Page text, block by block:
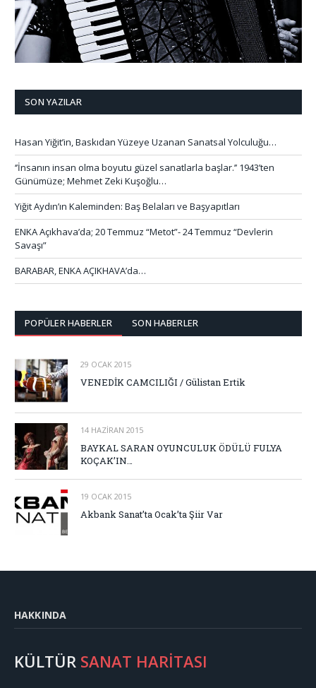
SON YAZILAR
Hasan Yiğit’in, Baskıdan Yüzeye Uzanan Sanatsal Yolculuğu…
‘’İnsanın insan olma boyutu güzel sanatlarla başlar.’’ 1943’ten
Günümüze; Mehmet Zeki Kuşoğlu…
Yiğit Aydın’ın Kaleminden: Baş Belaları ve Başyapıtları
ENKA Açıkhava’da; 20 Temmuz “Metot”- 24 Temmuz “Devlerin
Savaşı”
BARABAR, ENKA AÇIKHAVA’da…
POPÜLER HABERLER SON HABERLER
29 OCAK 2015
VENEDİK CAMCILIĞI / Gülistan Ertik
14 HAZIRAN 2015
BAYKAL SARAN OYUNCULUK ÖDÜLÜ FULYA
KOÇAK’IN…
19 OCAK 2015
Akbank Sanat’ta Ocak’ta Şiir Var
HAKKINDA
KÜLTÜR SANAT HARİTASI